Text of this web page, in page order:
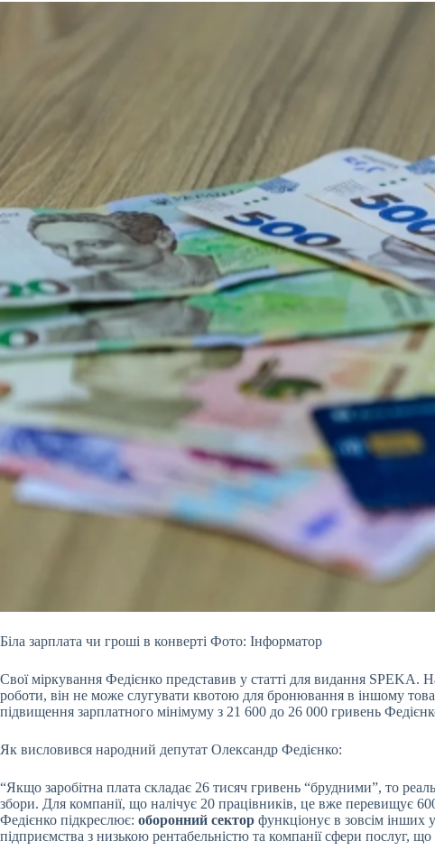
Біла зарплата чи гроші в конверті Фото: Інформатор
Свої міркування Федієнко представив у статті для видання
роботи, він не може слугувати квотою для бронювання в іншому
підвищення зарплатного мінімуму з 21 600 до 26 000 гривень
Як висловився народний депутат Олександр Федієнко:
“Якщо заробітна плата складає 26 тисяч гривень “брудними”, то
збори. Для компанії, що налічує 20 працівників, це вже перевищує
Федієнко підкреслює: оборонний сектор функціонує в зовсім інших
підприємства з низькою рентабельністю та компанії сфери послуг,